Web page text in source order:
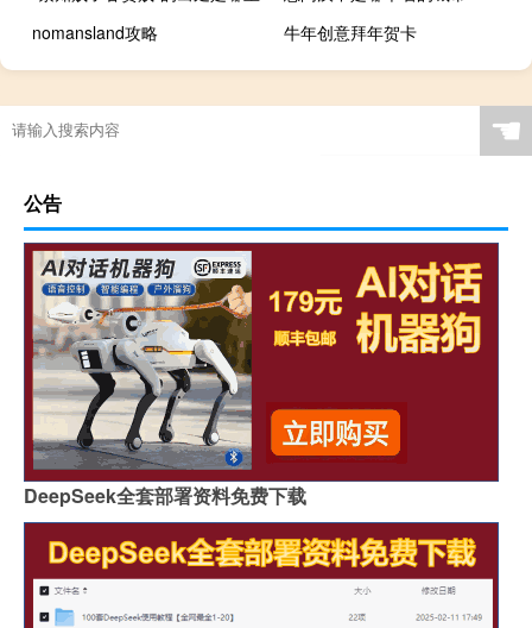
nomansland攻略
牛年创意拜年贺卡
☚
公告
DeepSeek全套部署资料免费下载